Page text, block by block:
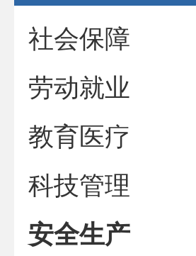
社会保障
劳动就业
教育医疗
科技管理
安全生产